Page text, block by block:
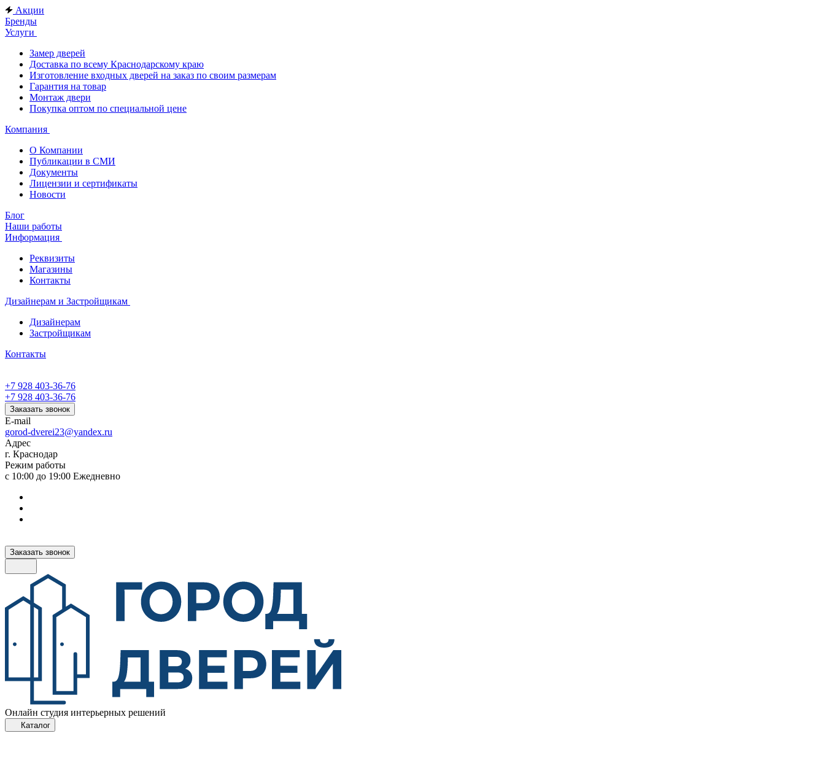
Акции
Бренды
Услуги
Замер дверей
Доставка по всему Краснодарскому краю
Изготовление входных дверей на заказ по своим размерам
Гарантия на товар
Монтаж двери
Покупка оптом по специальной цене
Компания
О Компании
Публикации в СМИ
Документы
Лицензии и сертификаты
Новости
Блог
Наши работы
Информация
Реквизиты
Магазины
Контакты
Дизайнерам и Застройщикам
Дизайнерам
Застройщикам
Контакты
+7 928 403-36-76
+7 928 403-36-76
Заказать звонок
E-mail
gorod-dverei23@yandex.ru
Адрес
г. Краснодар
Режим работы
с 10:00 до 19:00 Ежедневно
Заказать звонок
Онлайн студия интерьерных решений
Каталог